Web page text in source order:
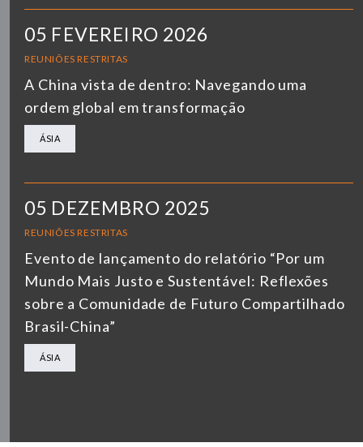
05 FEVEREIRO 2026
REUNIÕES RESTRITAS
A China vista de dentro: Navegando uma
ordem global em transformação
ÁSIA
05 DEZEMBRO 2025
REUNIÕES RESTRITAS
Evento de lançamento do relatório “Por um
Mundo Mais Justo e Sustentável: Reflexões
sobre a Comunidade de Futuro Compartilhado
Brasil-China”
ÁSIA